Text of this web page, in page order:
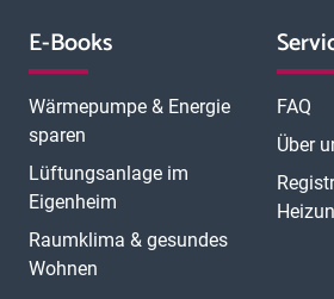
E-Books
Wärmepumpe & Energie
sparen
Lüftungsanlage im
Eigenheim
Raumklima & gesundes
Wohnen
FAQ
Über